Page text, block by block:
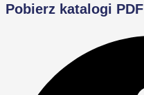
Pobierz katalogi PDF